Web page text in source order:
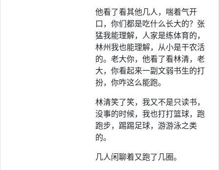
他看了看其他几人，喘着气开
口，你们都是吃什么长大的？张
猛我能理解，人家是练体育的，
林州我也能理解，从小是干农活
的。老大你，他看了看林清，老
大，你看起来一副文弱书生的打
扮，你咋这么能跑。
林清笑了笑，我又不是只读书，
没事的时候，我也打打篮球，跑
跑步，踢踢足球，游游泳之类
的。
几人闲聊着又跑了几圈。